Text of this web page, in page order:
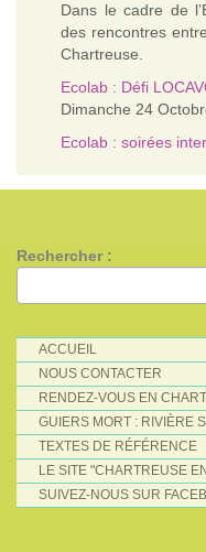
Dans le cadre de
des rencontres
Chartreuse.
Ecolab : Défi
Dimanche 24
Ecolab : soirées
Rechercher :
ACCUEIL
NOUS CONTACTER
RENDEZ-VOUS EN
GUIERS MORT : RIVIÈRE
TEXTES DE RÉFÉRENCE
LE SITE "CHARTREUSE
SUIVEZ-NOUS SUR